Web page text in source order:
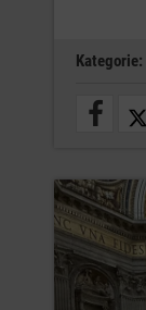
Kategorie: